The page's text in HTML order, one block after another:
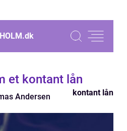
dk
et kontant lån
Andersen kontant lån